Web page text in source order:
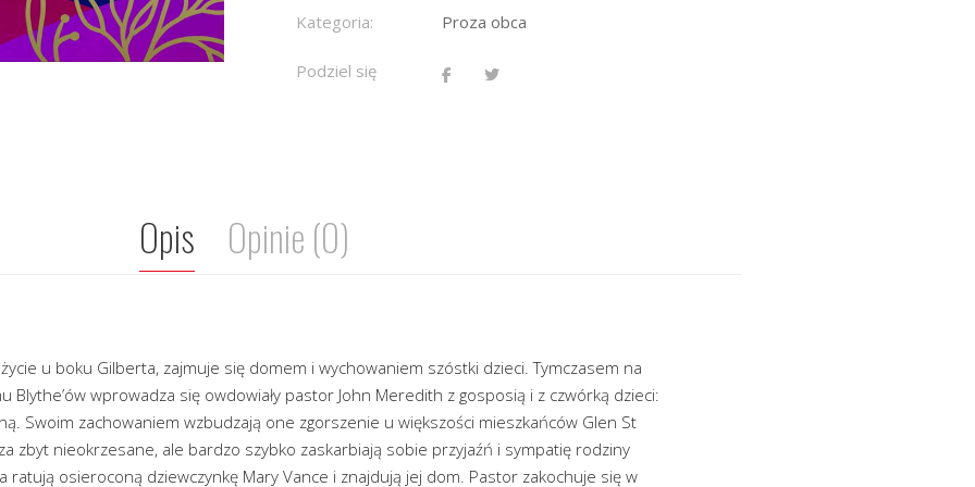
Kategoria: Proza obca
Podziel się
Opis Opinie (0)
u boku Gilberta, zajmuje się domem i wychowaniem szóstki dzieci. Tymczasem na
Blythe’ów wprowadza się owdowiały pastor John Meredith z gosposią i z czwórką dzieci:
Swoim zachowaniem wzbudzają one zgorszenie u większości mieszkańców Glen St
zbyt nieokrzesane, ale bardzo szybko zaskarbiają sobie przyjaźń i sympatię rodziny
ratują osieroconą dziewczynkę Mary Vance i znajdują jej dom. Pastor zakochuje się w